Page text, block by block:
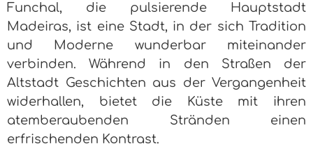
Funchal, die pulsierende Hauptstadt
Madeiras, ist eine Stadt, in der sich Tradition
und Moderne wunderbar miteinander
verbinden. Während in den Straßen der
Altstadt Geschichten aus der Vergangenheit
widerhallen, bietet die Küste mit ihren
atemberaubenden Stränden einen
erfrischenden Kontrast.